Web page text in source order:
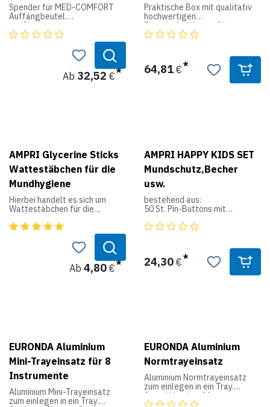
Spender für MED-COMFORT
Auffangbeutel.
weiß
M: 220 x 130 x 140 mm
XL:470 x 130 x 140mm
Ab 32,52 €
Praktische Box mit qualitativ
hochwertigen
Einmalzahnbürsten für
Patienten.
64,81€
AMPRI Glycerine Sticks
Wattestäbchen für die
Mundhygiene
Hierbei handelt es sich um
Wattestäbchen für die
Glycerine Sticks sind in
verschiedenen Längen und mit
verschiedenen Geschmäckern
Abmessungen: PP Stab ca. 100
- 150 mm lang
Inhaltsstoffe: Glycerine U.S.P.,
Citric Acid U.S.P
Flavouring, Sodium Benzoate
0,1% (als Konserv.-Mittel)
Ab 4,80€
AMPRI HAPPY KIDS SET
Mundschutz,Becher
usw.
bestehend aus:
50 St. Pin-Buttons mit
100 St. Mundschutz weiß mit
Patientenservietten mit
Bärchenaufdruck
50 St. Mundspülbecher weiß
24,30€
EURONDA Aluminium
Mini-Trayeinsatz für 8
Instrumente
Aluminium Mini-Trayeinsatz
zum einlegen in ein Tray.
EURONDA Aluminium
Normtrayeinsatz
Aluminium Normtrayeinsatz
zum einlegen in ein Tray.
Sowohl in einer 11
Instumenten, wie auch in einer